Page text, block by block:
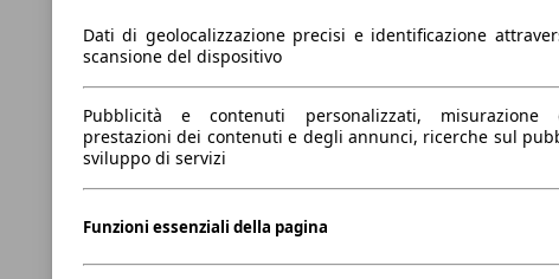
Dati di geolocalizzazione precisi e identificazione
scansione del dispositivo
Pubblicità e contenuti personalizzati, misurazione
prestazioni dei contenuti e degli annunci, ricerche sul
sviluppo di servizi
Funzioni essenziali della pagina